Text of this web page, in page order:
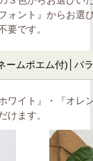
ォント』からお選
要です。
ームポエム付)│バ
ワイト』・『オ
けます。